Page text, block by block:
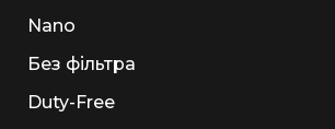
Nano
Без фільтра
Duty-Free